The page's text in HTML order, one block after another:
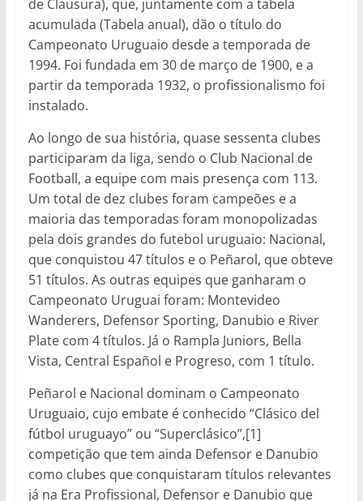
de Clausura), que, juntamente com a tabela
acumulada (Tabela anual), dão o título do
Campeonato Uruguaio desde a temporada de
1994. Foi fundada em 30 de março de 1900, e a
partir da temporada 1932, o profissionalismo foi
instalado.
Ao longo de sua história, quase sessenta clubes
participaram da liga, sendo o Club Nacional de
Football, a equipe com mais presença com 113.
Um total de dez clubes foram campeões e a
maioria das temporadas foram monopolizadas
pela dois grandes do futebol uruguaio: Nacional,
que conquistou 47 títulos e o Peñarol, que obteve
51 títulos. As outras equipes que ganharam o
Campeonato Uruguai foram: Montevideo
Wanderers, Defensor Sporting, Danubio e River
Plate com 4 títulos. Já o Rampla Juniors, Bella
Vista, Central Español e Progreso, com 1 título.
Peñarol e Nacional dominam o Campeonato
Uruguaio, cujo embate é conhecido “Clásico del
fútbol uruguayo” ou “Superclásico”,[1]
competição que tem ainda Defensor e Danubio
como clubes que conquistaram títulos relevantes
já na Era Profissional, Defensor e Danubio que